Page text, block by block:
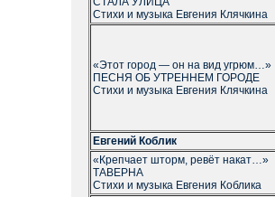
Стихи и музыка Евгения Клячкина
«Этот город — он на вид угрюм…»
ПЕСНЯ ОБ УТРЕННЕМ ГОРОДЕ
Стихи и музыка Евгения Клячкина
Евгений Коблик
«Крепчает шторм, ревёт накат…»
ТАВЕРНА
Стихи и музыка Евгения Коблика